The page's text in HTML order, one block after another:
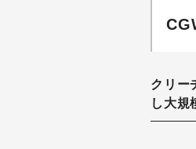
クリー
し大規